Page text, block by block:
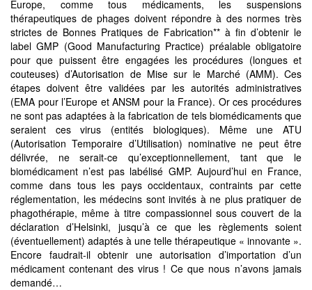
Europe, comme tous médicaments, les suspensions
thérapeutiques de phages doivent répondre à des normes très
strictes de Bonnes Pratiques de Fabrication** à fin d’obtenir le
label GMP (Good Manufacturing Practice) préalable obligatoire
pour que puissent être engagées les procédures (longues et
couteuses) d’Autorisation de Mise sur le Marché (AMM). Ces
étapes doivent être validées par les autorités administratives
(EMA pour l’Europe et ANSM pour la France). Or ces procédures
ne sont pas adaptées à la fabrication de tels biomédicaments que
seraient ces virus (entités biologiques). Même une ATU
(Autorisation Temporaire d’Utilisation) nominative ne peut être
délivrée, ne serait-ce qu’exceptionnellement, tant que le
biomédicament n’est pas labélisé GMP. Aujourd’hui en France,
comme dans tous les pays occidentaux, contraints par cette
réglementation, les médecins sont invités à ne plus pratiquer de
phagothérapie, même à titre compassionnel sous couvert de la
déclaration d’Helsinki, jusqu’à ce que les règlements soient
(éventuellement) adaptés à une telle thérapeutique « innovante ».
Encore faudrait-il obtenir une autorisation d’importation d’un
médicament contenant des virus ! Ce que nous n’avons jamais
demandé…